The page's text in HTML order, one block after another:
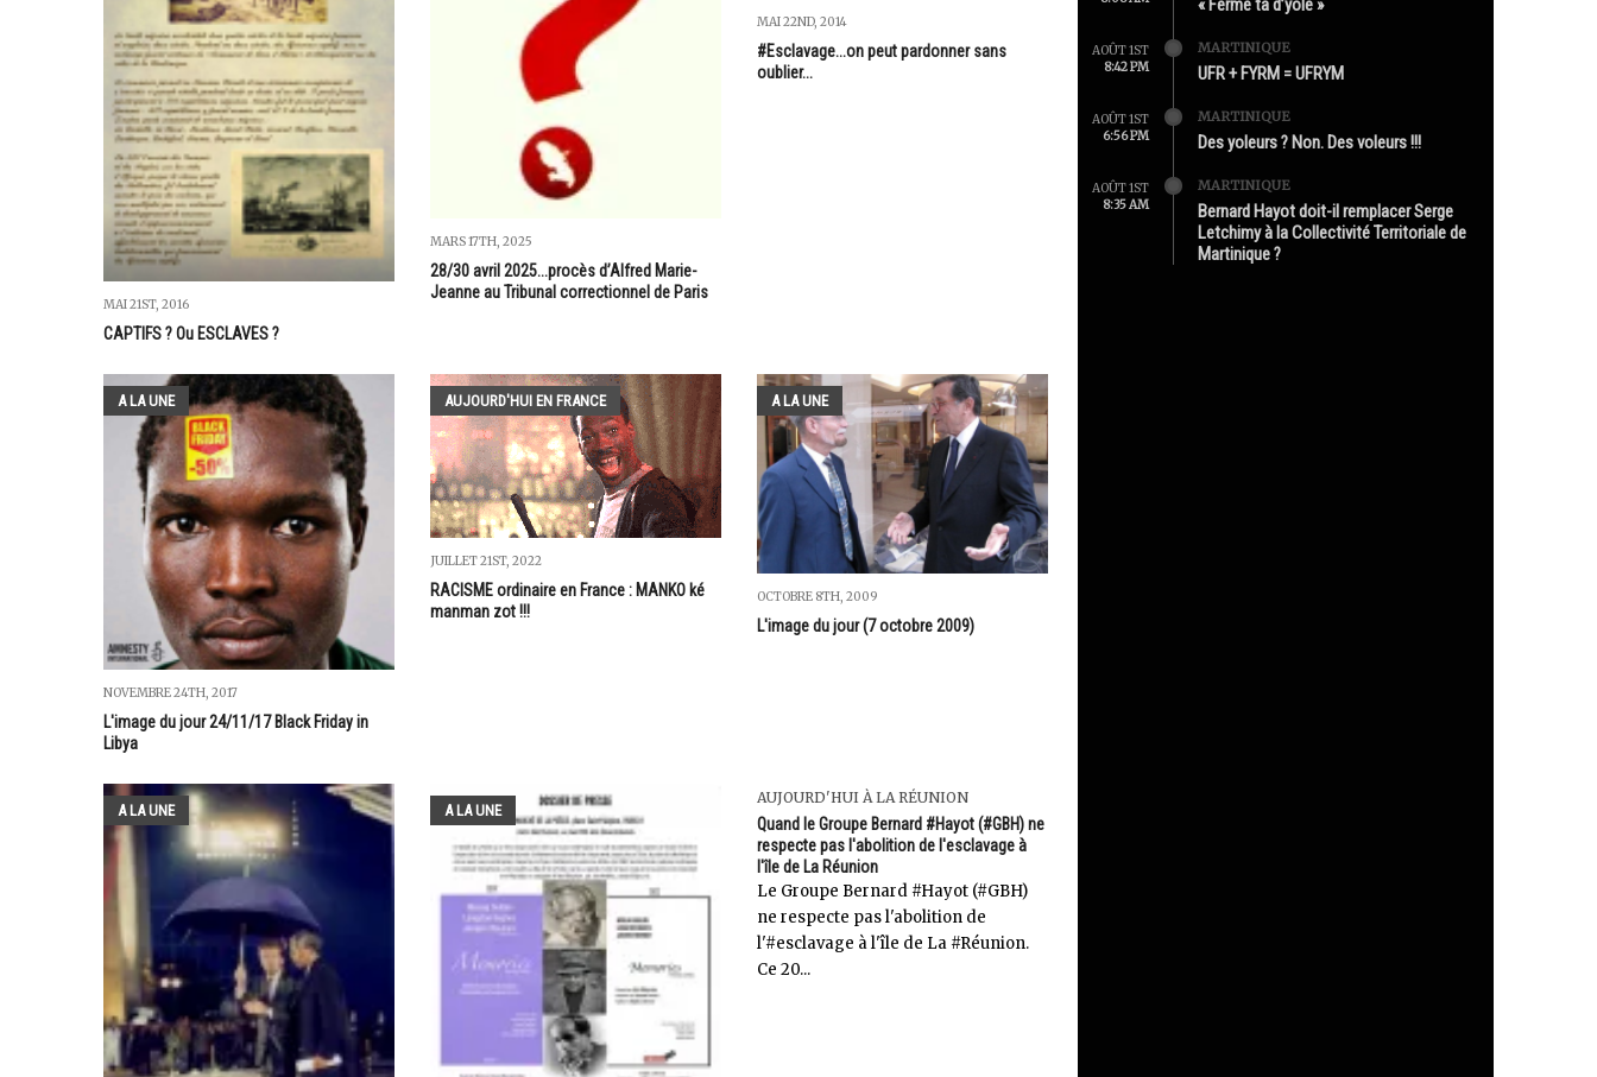
MAI 21ST, 2016
CAPTIFS ? Ou ESCLAVES ?
MARS 17TH, 2025
28/30 avril 2025...procès d’Alfred Marie-
Jeanne au Tribunal correctionnel de Paris
MAI 22ND, 2014
#Esclavage...on peut pardonner sans
oublier...
A LA UNE
NOVEMBRE 24TH, 2017
L'image du jour 24/11/17 Black Friday in
Libya
AUJOURD'HUI EN FRANCE
JUILLET 21ST, 2022
RACISME ordinaire en France : MANKO ké
manman zot !!!
A LA UNE
OCTOBRE 8TH, 2009
L'image du jour (7 octobre 2009)
A LA UNE A LA UNE
AUJOURD'HUI À LA RÉUNION
Quand le Groupe Bernard #Hayot (#GBH) ne
respecte pas l'abolition de l'esclavage à
l'île de La Réunion
Le Groupe Bernard #Hayot (#GBH)
ne respecte pas l'abolition de
l'#esclavage à l'île de La #Réunion.
Ce 20...
« Ferme ta d’yole »
AOÛT 1ST
8:42 PM
MARTINIQUE
UFR + FYRM = UFRYM
AOÛT 1ST
6:56 PM
MARTINIQUE
Des yoleurs ? Non. Des voleurs !!!
AOÛT 1ST
8:35 AM
MARTINIQUE
Bernard Hayot doit-il remplacer Serge
Letchimy à la Collectivité Territoriale de
Martinique ?